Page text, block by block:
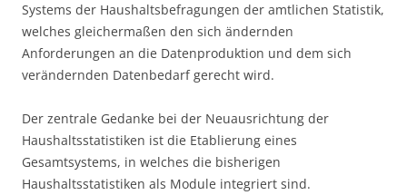
Systems der Haushaltsbefragungen der amtlichen Statistik,
welches gleichermaßen den sich ändernden
Anforderungen an die Datenproduktion und dem sich
verändernden Datenbedarf gerecht wird.
Der zentrale Gedanke bei der Neuausrichtung der
Haushaltsstatistiken ist die Etablierung eines
Gesamtsystems, in welches die bisherigen
Haushaltsstatistiken als Module integriert sind.